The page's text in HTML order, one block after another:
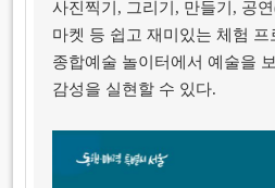
사진찍기, 그리기, 만들기, 공
마켓 등 쉽고 재미있는 체험
종합예술 놀이터에서 예술을
감성을 실현할 수 있다.